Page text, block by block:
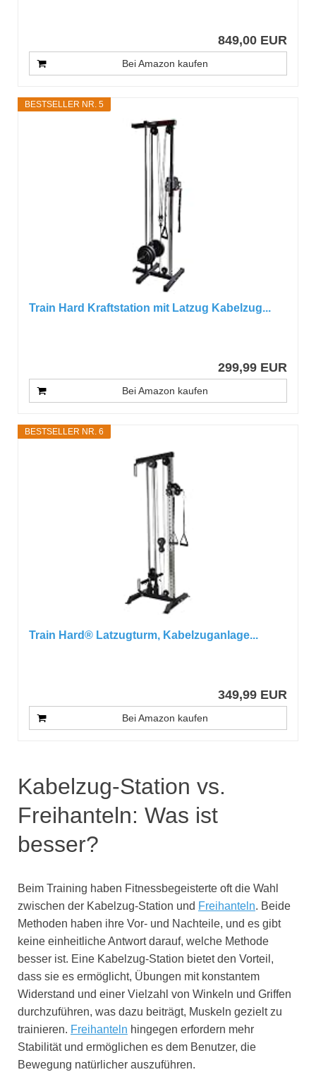
849,00 EUR
Bei Amazon kaufen
BESTSELLER NR. 5
Train Hard Kraftstation mit Latzug Kabelzug...
299,99 EUR
Bei Amazon kaufen
BESTSELLER NR. 6
Train Hard® Latzugturm, Kabelzuganlage...
349,99 EUR
Bei Amazon kaufen
Kabelzug-Station vs.
Freihanteln: Was ist
besser?
Beim Training haben Fitnessbegeisterte oft die Wahl
zwischen der Kabelzug-Station und Freihanteln. Beide
Methoden haben ihre Vor- und Nachteile, und es gibt
keine einheitliche Antwort darauf, welche Methode
besser ist. Eine Kabelzug-Station bietet den Vorteil,
dass sie es ermöglicht, Übungen mit konstantem
Widerstand und einer Vielzahl von Winkeln und Griffen
durchzuführen, was dazu beiträgt, Muskeln gezielt zu
trainieren. Freihanteln hingegen erfordern mehr
Stabilität und ermöglichen es dem Benutzer, die
Bewegung natürlicher auszuführen.